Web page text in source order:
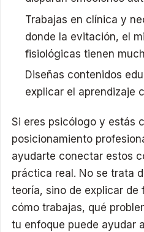
Trabajas en clínica y
donde la evitación, el
fisiológicas tienen
Diseñas contenidos
explicar el aprendizaje
Si eres psicólogo y estás
posicionamiento
ayudarte conectar estos
práctica real. No se trata
teoría, sino de explicar de
cómo trabajas, qué
tu enfoque puede ayudar